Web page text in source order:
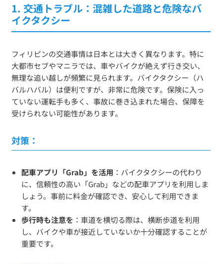
1. 交通トラブル：混雑した道路と危険なバ
イクタクシー
フィリピンの交通事情は日本とは大きく異なります。特に
大都市セブやマニラでは、車やバイクが絶えず行き交い、
無理な追い越しが頻繁に見られます。バイクタクシー（ハ
バルハバル）は便利ですが、非常に危険です。保険に入っ
ていない運転手も多く、事故に巻き込まれた場合、保障を
受けられない可能性があります。
対策：
配車アプリ「Grab」を活用 ：バイクタクシーの代わり
に、信頼性の高い「Grab」などの配車アプリを利用しま
しょう。事前に料金が確認でき、安心して利用できま
す。
歩行時も注意を ：車道を横切る際は、横断歩道を利用
し、バイクや車が接近していないか十分確認することが
重要です。